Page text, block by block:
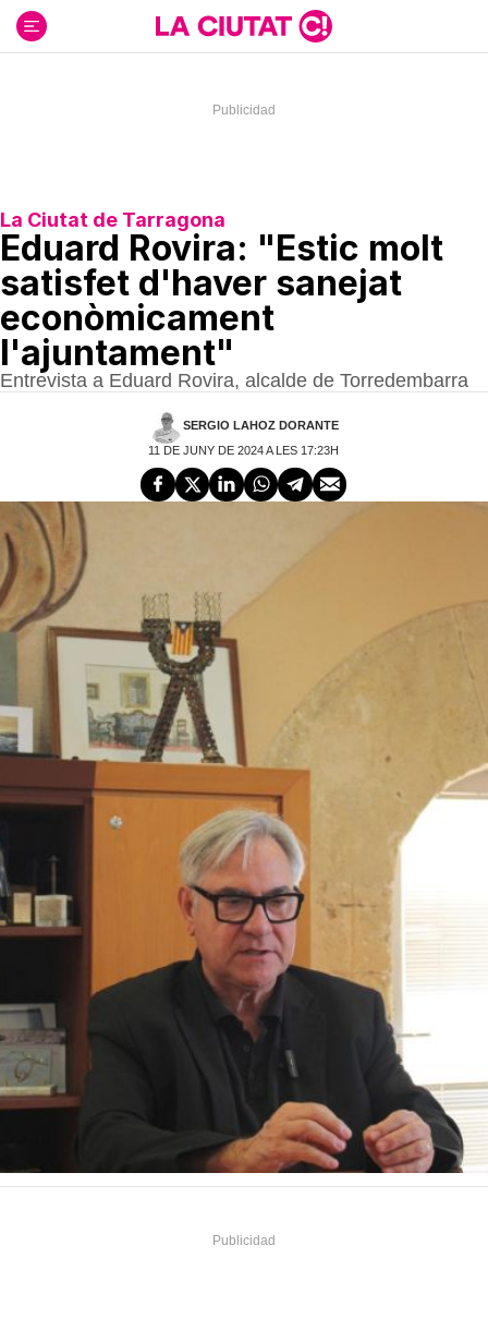
contenido
La Ciutat de Tarragona
Eduard Rovira: "Estic molt
satisfet d'haver sanejat
econòmicament
l'ajuntament"
Entrevista a Eduard Rovira, alcalde de Torredembarra
SERGIO LAHOZ DORANTE
11 DE JUNY DE 2024 A LES 17:23H